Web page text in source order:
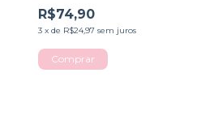
R$74,90
3 x de R$24,97 sem juros